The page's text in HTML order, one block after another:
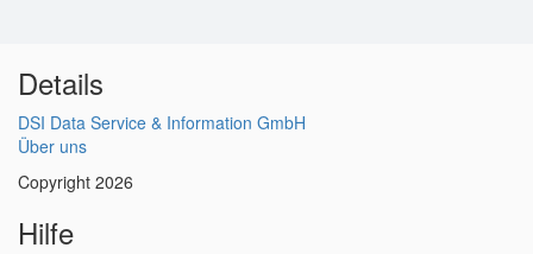
Details
DSI Data Service & Information GmbH
Über uns
Copyright 2026
Hilfe